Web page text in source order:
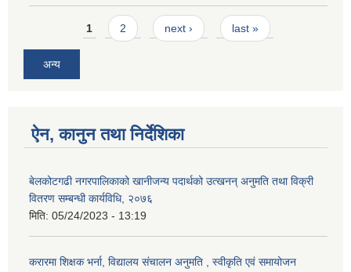
Pages1 2 next › last »
अन्य
ऐन, कानुन तथा निर्देशिका
बेलकोटगढी नगरपालिकाको खानीजन्य पदार्थको उत्खनन् अनुमति तथा विक्री
वितरण सम्बन्धी कार्यविधि, २०७६
मिति: 05/24/2023 - 13:19
करारमा शिक्षक भर्ना, विद्यालय संचालन अनुमति , स्वीकृति एवं समायोजन